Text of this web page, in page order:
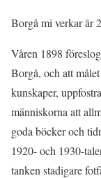
Borgå mi verkar år
Våren 1898
Borgå, och att
kunskaper,
människorna att
goda böcker och
1920- och 1930-
tanken stadigare